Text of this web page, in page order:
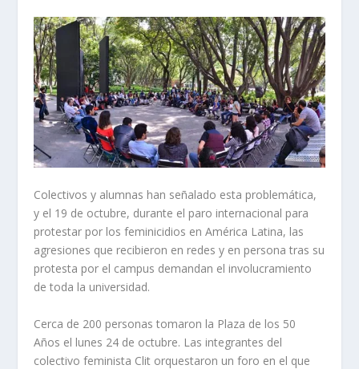
Colectivos y alumnas han señalado esta problemática,
y el 19 de octubre, durante el paro internacional para
protestar por los feminicidios en América Latina, las
agresiones que recibieron en redes y en persona tras su
protesta por el campus demandan el involucramiento
de toda la universidad.
Cerca de 200 personas tomaron la Plaza de los 50
Años el lunes 24 de octubre. Las integrantes del
colectivo feminista Clit orquestaron un foro en el que